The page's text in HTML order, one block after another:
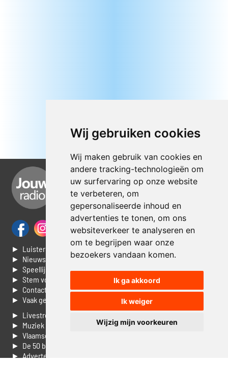
Wij gebruiken cookies
Wij maken gebruik van cookies en
andere tracking-technologieën om
uw surfervaring op onze website
te verbeteren, om
gepersonaliseerde inhoud en
advertenties te tonen, om ons
websiteverkeer te analyseren en
om te begrijpen waar onze
bezoekers vandaan komen.
Ik ga akkoord
Ik weiger
Wijzig mijn voorkeuren
► Luisteren naar Jouwradio
► Nieuws
► Speellijst
► Stem voor de Dag top 3
► Contacteer ons
► Vaak gestelde vragen
► Livestream informatie
► Muziek opzoeken
► Vlaamse 100 Aller tijden
► De 50 beste van...
► Adverteren op Jouwradio